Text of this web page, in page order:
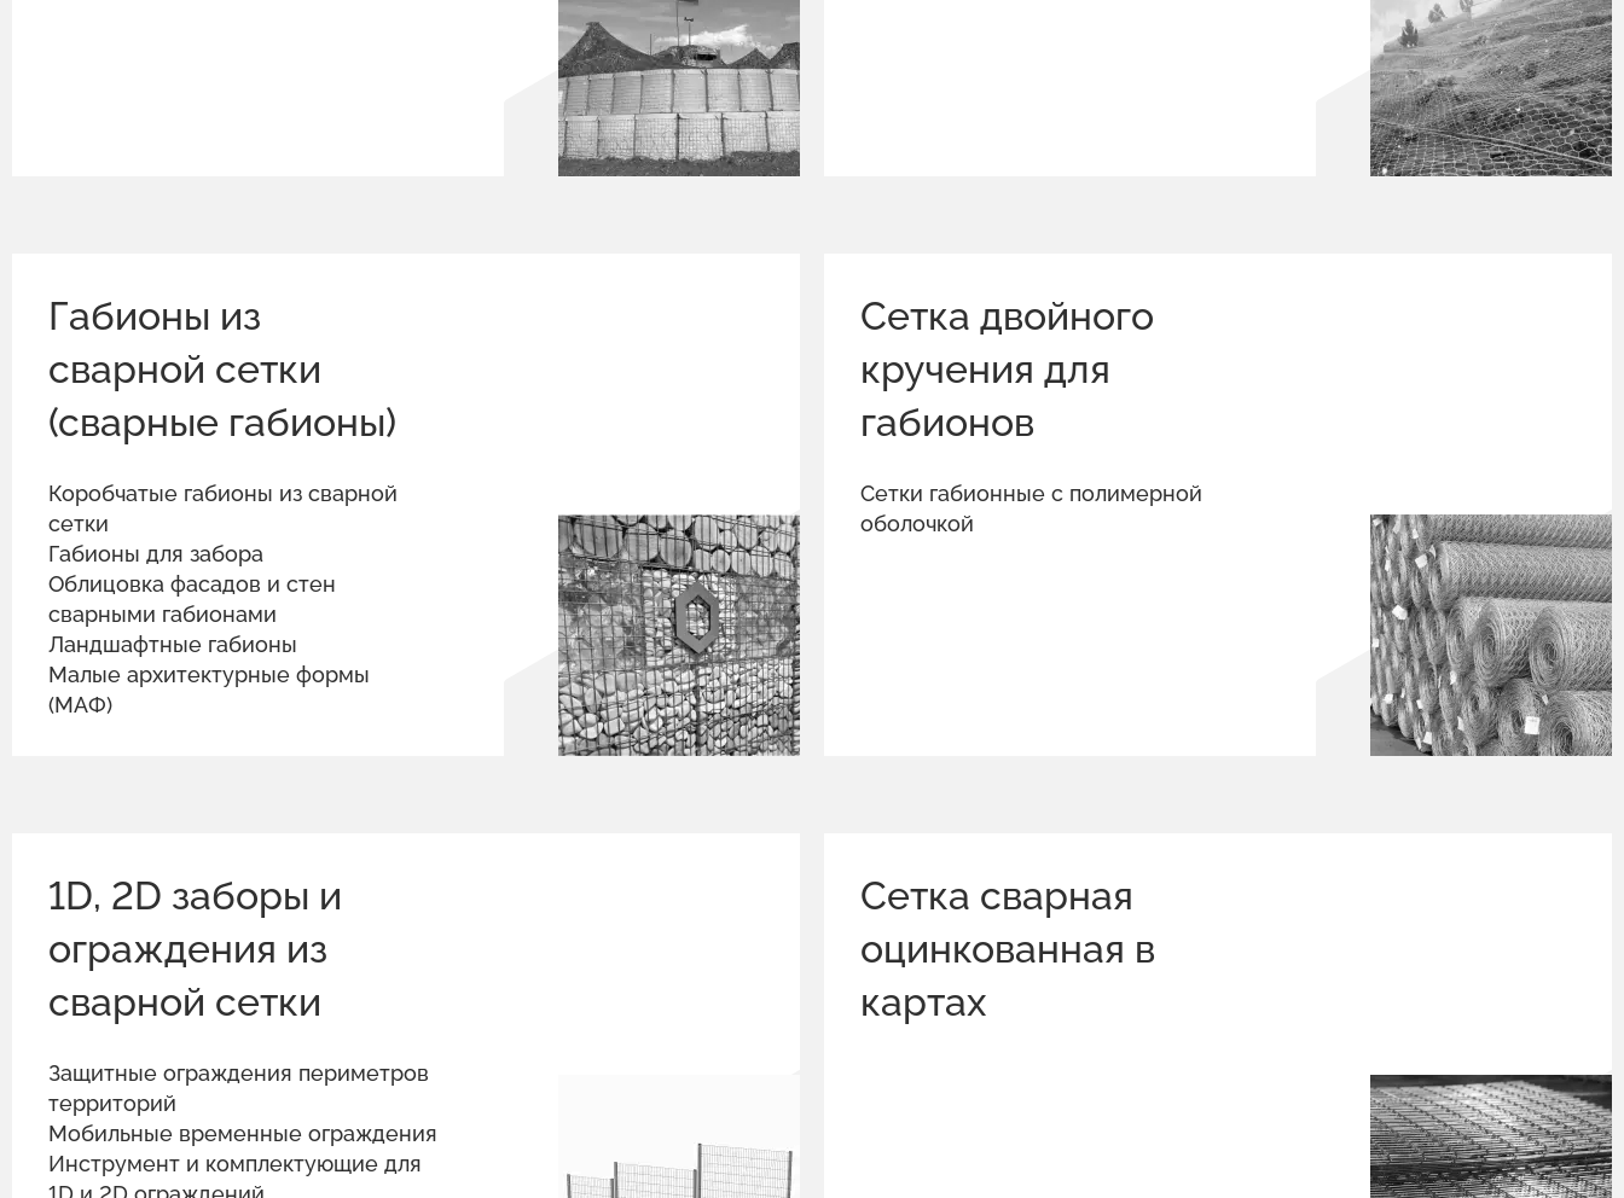
Габионы из
сварной сетки
(сварные габионы)
Коробчатые габионы из сварной
сетки
Габионы для забора
Облицовка фасадов и стен
сварными габионами
Ландшафтные габионы
Малые архитектурные формы
(МАФ)
Сетка двойного
кручения для
габионов
Сетки габионные с полимерной
оболочкой
1D, 2D заборы и
ограждения из
сварной сетки
Защитные ограждения периметров
территорий
Мобильные временные ограждения
Инструмент и комплектующие для
Сетка сварная
оцинкованная в
картах